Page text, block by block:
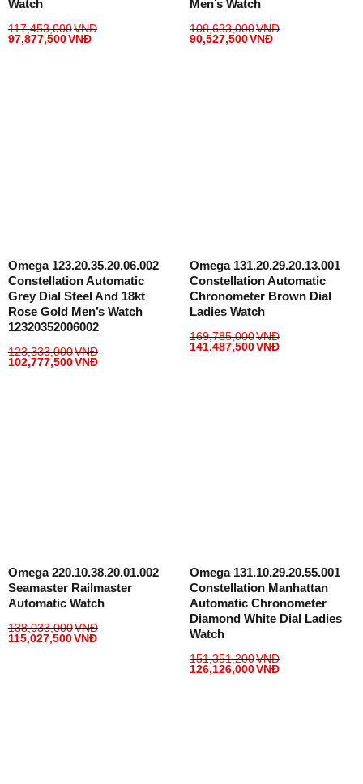
Watch
117,453,000VNĐ
97,877,500VNĐ
Men’s Watch
108,633,000VNĐ
90,527,500VNĐ
Omega 123.20.35.20.06.002
Constellation Automatic
Grey Dial Steel And 18kt
Rose Gold Men’s Watch
12320352006002
123,333,000VNĐ
102,777,500VNĐ
Omega 131.20.29.20.13.001
Constellation Automatic
Chronometer Brown Dial
Ladies Watch
169,785,000VNĐ
141,487,500VNĐ
Omega 220.10.38.20.01.002
Seamaster Railmaster
Automatic Watch
138,033,000VNĐ
115,027,500VNĐ
Omega 131.10.29.20.55.001
Constellation Manhattan
Automatic Chronometer
Diamond White Dial Ladies
Watch
151,351,200VNĐ
126,126,000VNĐ